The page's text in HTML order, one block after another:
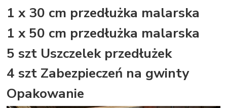
1 x 30 cm przedłużka malarska
1 x 50 cm przedłużka malarska
5 szt Uszczelek przedłużek
4 szt Zabezpieczeń na gwinty
Opakowanie